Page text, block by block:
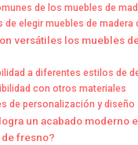
de los muebles de
de elegir muebles de madera
versátiles los muebles
a diferentes estilos de
con otros materiales
de personalización y diseño
un acabado moderno
fresno?